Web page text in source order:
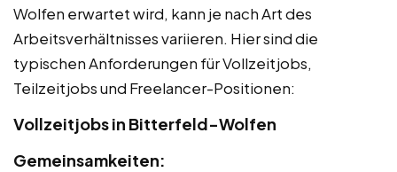
Wolfen erwartet wird, kann je nach Art des
Arbeitsverhältnisses variieren. Hier sind die
typischen Anforderungen für Vollzeitjobs,
Teilzeitjobs und Freelancer-Positionen:
Vollzeitjobs in Bitterfeld-Wolfen
Gemeinsamkeiten: